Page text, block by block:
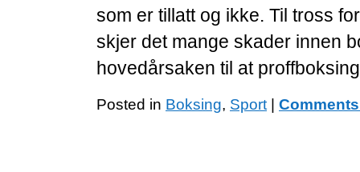
som er tillatt og ikke. Til tross
skjer det mange skader innen
hovedårsaken til at
Posted in Boksing, Sport